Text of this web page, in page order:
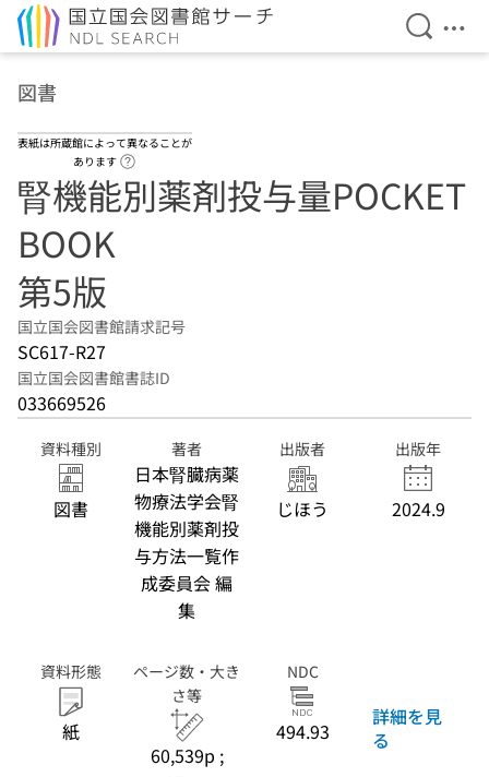
検索を
メ
図書
表紙は所蔵館によって異なることが
あります
腎機能別薬剤投与量POCKET
BOOK
第5版
国立国会図書館請求記号
SC617-R27
国立国会図書館書誌ID
033669526
資料種別
図書
著者
日本腎臓病薬
物療法学会腎
機能別薬剤投
与方法一覧作
成委員会 編
集
出版者
じほう
出版年
2024.9
資料形態
紙
ページ数・大き
さ等
60,539p ;
NDC
494.93
詳細を見
る